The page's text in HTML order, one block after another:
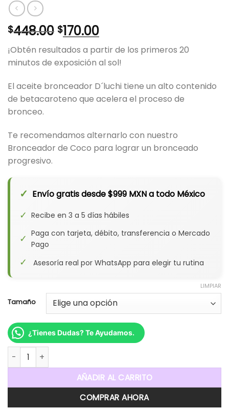
$448.00 El
precio
original
era:
$448.00.
$170.00El
precio
actual
es:
$170.00.
¡Obtén resultados a partir de los primeros 20
minutos de exposición al sol!
El aceite bronceador D´luchi tiene un alto contenido
de betacaroteno que acelera el proceso de
bronceo.
Te recomendamos alternarlo con nuestro
Bronceador de Coco para lograr un bronceado
progresivo.
✓ Envío gratis desde $999 MXN a todo México
✓ Recibe en 3 a 5 días hábiles
✓ Paga con tarjeta, débito, transferencia o Mercado
Pago
✓ Asesoría real por WhatsApp para elegir tu rutina
Tamaño
LIMPIAR
¿Tienes Dudas? Te Ayudamos.
Aceite Bronceador D'luchi 250 ml cantidad
AÑADIR AL CARRITO
COMPRAR AHORA